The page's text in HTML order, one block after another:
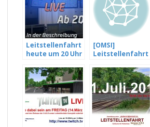
Leitstellenfahrt
heute um 20 Uhr
Stream
[OMSI]
Leitstellenfahrt
#05 -Allein durch
Römerberg (5/6)